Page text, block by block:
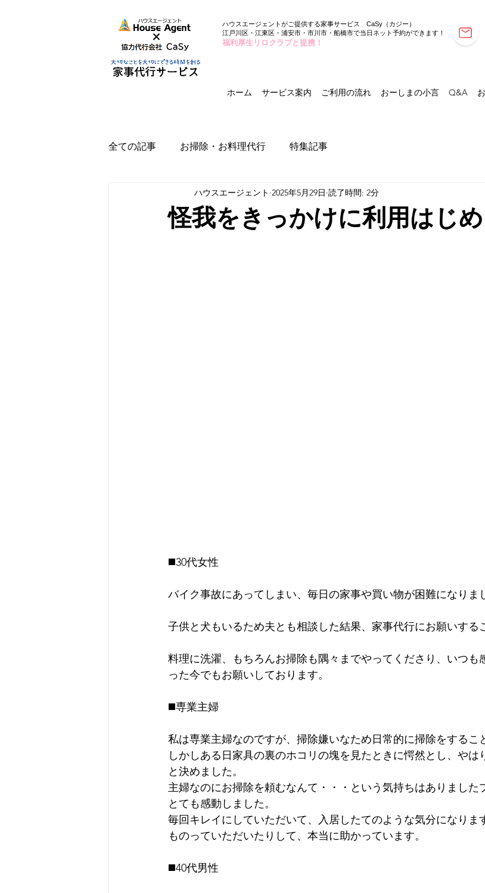
ハウスエージェントがご提供する家事サービス CaSy （カジー）
江戸川区・江東区・浦安市・市川市・船橋市で当日ネット予約ができます！
福利厚生リロクラブと提携！
ホーム サービス案内 ご利用の流れ おーしまの小言 Q&A
全ての記事 お掃除・お料理代行 特集記事
怪我をきっかけに利用はじ
ハウスエージェント 2025年5月29日 読了時間: 2分
◼️30代女性
バイク事故にあってしまい、毎日の家事や買い物が困難になりま
子供と犬もいるため夫とも相談した結果、家事代行にお願いする
料理に洗濯、もちろんお掃除も隅々までやってくださり、いつも
った今でもお願いしております。
◼️専業主婦
私は専業主婦なのですが、掃除嫌いなため日常的に掃除をするこ
しかしある日家具の裏のホコリの塊を見たときに愕然とし、やは
と決めました。
主婦なのにお掃除を頼むなんて・・・という気持ちはありました
とても感動しました。
毎回キレイにしていただいて、入居したてのような気分になりま
ものっていただいたりして、本当に助かっています。
◼️40代男性